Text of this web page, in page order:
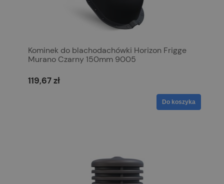
Kominek do blachodachówki Horizon Frigge
Murano Czarny 150mm 9005
119,67 zł
Do koszyka